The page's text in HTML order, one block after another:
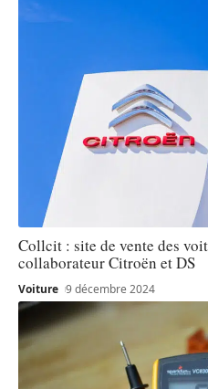
Collcit : site de vente des
collaborateur Citroën et DS
Voiture 9 décembre 2024